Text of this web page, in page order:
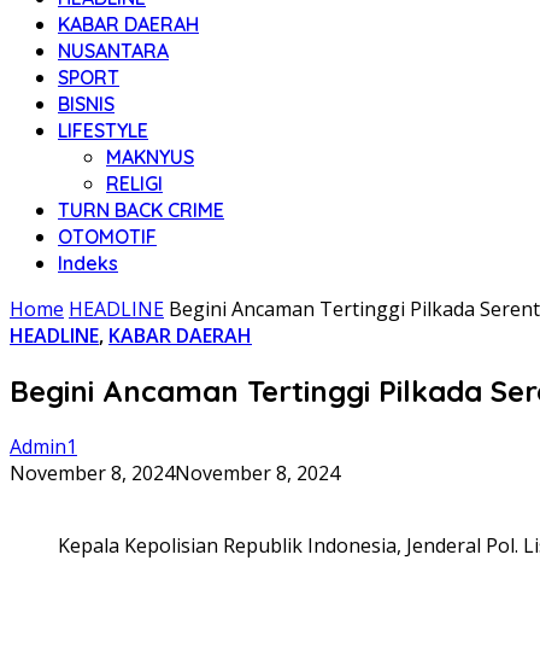
KABAR DAERAH
NUSANTARA
SPORT
BISNIS
LIFESTYLE
MAKNYUS
RELIGI
TURN BACK CRIME
OTOMOTIF
Indeks
Home HEADLINE Begini Ancaman Tertinggi Pilkada
HEADLINE, KABAR DAERAH
Begini Ancaman Tertinggi Pilkada
Admin1
November 8, 2024November 8, 2024
Kepala Kepolisian Republik Indonesia, Jenderal Pol.